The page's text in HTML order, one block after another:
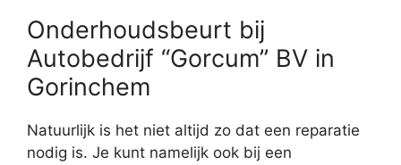
Onderhoudsbeurt bij
Autobedrijf “Gorcum” BV in
Gorinchem
Natuurlijk is het niet altijd zo dat een reparatie
nodig is. Je kunt namelijk ook bij een